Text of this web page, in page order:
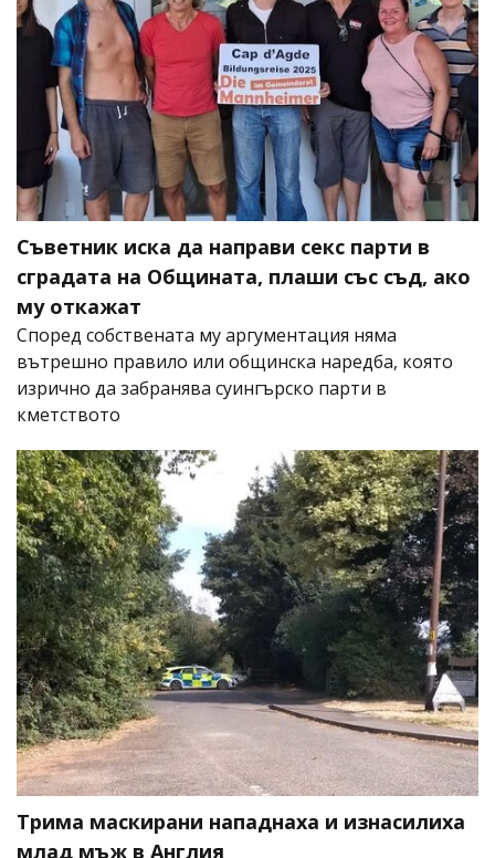
Съветник иска да направи секс парти в
сградата на Общината, плаши със съд, ако
му откажат
Според собствената му аргументация няма
вътрешно правило или общинска наредба, която
изрично да забранява суингърско парти в
кметството
Трима маскирани нападнаха и изнасилиха
млад мъж в Англия